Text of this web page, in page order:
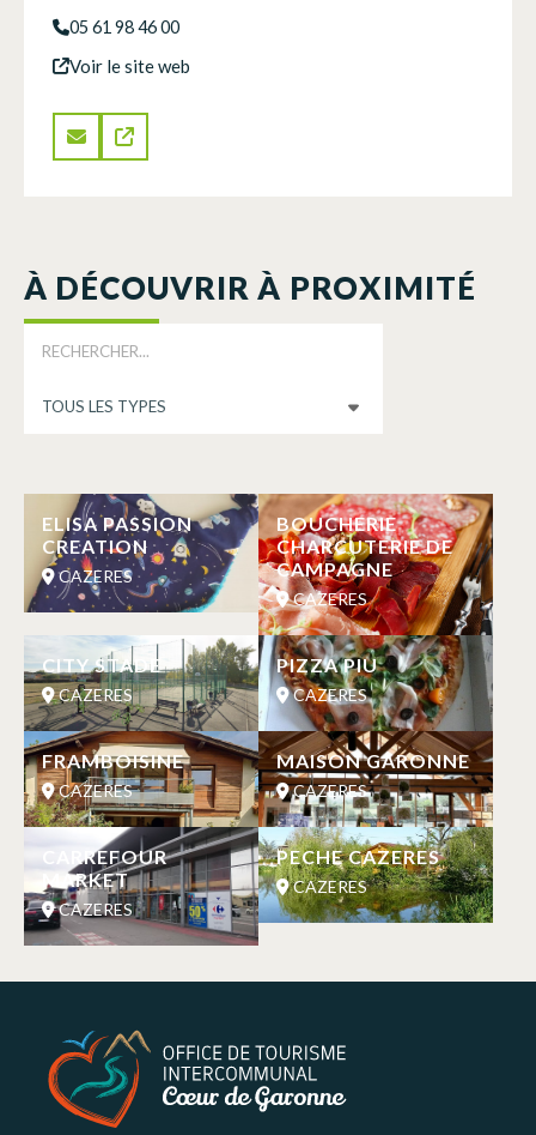
05 61 98 46 00
Voir le site web
À DÉCOUVRIR À PROXIMITÉ
ELISA PASSION
CREATION
CAZERES
BOUCHERIE
CHARCUTERIE DE
CAMPAGNE
CAZERES
CITY STADE
CAZERES
PIZZA PIU
CAZERES
FRAMBOISINE
CAZERES
MAISON GARONNE
CAZERES
CARREFOUR
MARKET
CAZERES
PECHE CAZERES
CAZERES